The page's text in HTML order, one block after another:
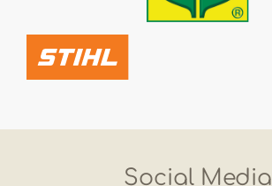
Social Media